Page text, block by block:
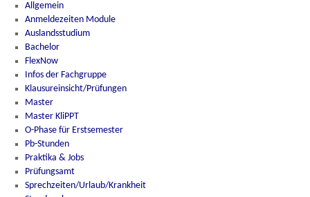
Allgemein
Anmeldezeiten Module
Auslandsstudium
Bachelor
FlexNow
Infos der Fachgruppe
Klausureinsicht/Prüfungen
Master
Master KliPPT
O-Phase für Erstsemester
Pb-Stunden
Praktika & Jobs
Prüfungsamt
Sprechzeiten/Urlaub/Krankheit